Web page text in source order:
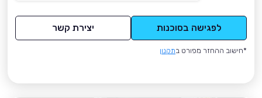
לפגישה בסוכנות יצירת קשר
*חישוב ההחזר מפורט בתקנון